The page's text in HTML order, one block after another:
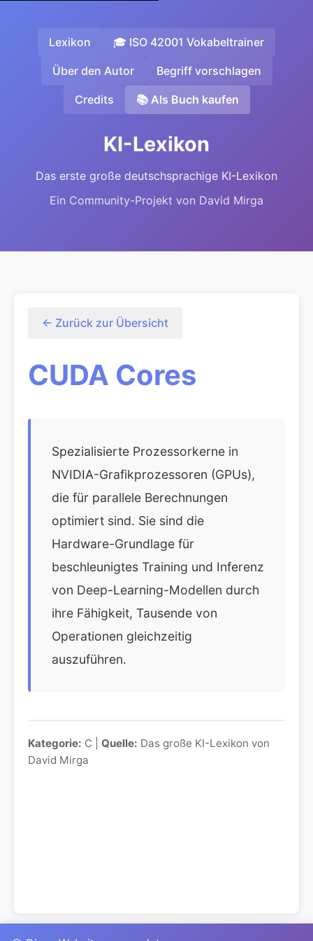
Lexikon 🎓 ISO 42001 Vokabeltrainer
Über den Autor Begriff vorschlagen
Credits 📚 Als Buch kaufen
KI-Lexikon
Das erste große deutschsprachige KI-Lexikon
Ein Community-Projekt von David Mirga
← Zurück zur Übersicht
CUDA Cores
Spezialisierte Prozessorkerne in
NVIDIA-Grafikprozessoren (GPUs),
die für parallele Berechnungen
optimiert sind. Sie sind die
Hardware-Grundlage für
beschleunigtes Training und Inferenz
von Deep-Learning-Modellen durch
ihre Fähigkeit, Tausende von
Operationen gleichzeitig
auszuführen.
Kategorie: C | Quelle: Das große KI-Lexikon von
David Mirga